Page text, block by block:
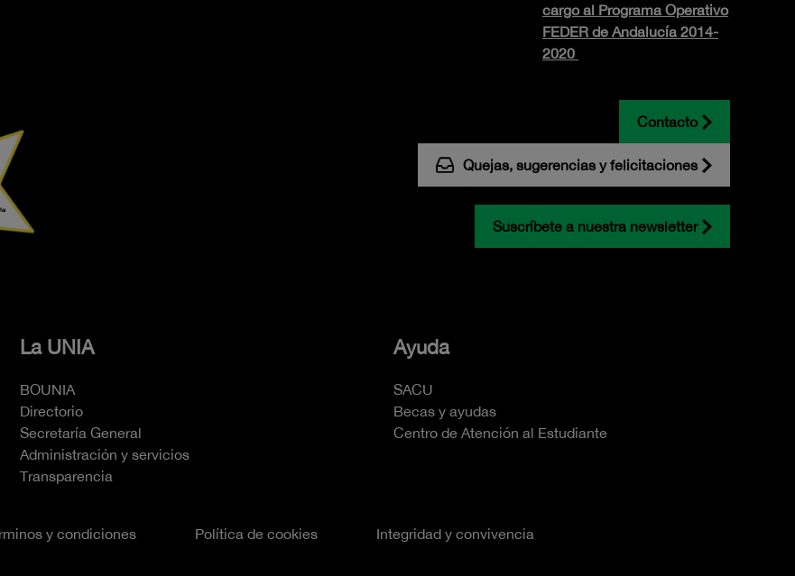
cargo al Programa Operativo
FEDER de Andalucía 2014-
2020
Contacto
Quejas, sugerencias y felicitaciones
Suscríbete a nuestra newsletter
La UNIA
BOUNIA
Directorio
Secretaría General
Administración y servicios
Transparencia
Ayuda
SACU
Becas y ayudas
Centro de Atención al Estudiante
y condiciones Política de cookies Integridad y convivencia